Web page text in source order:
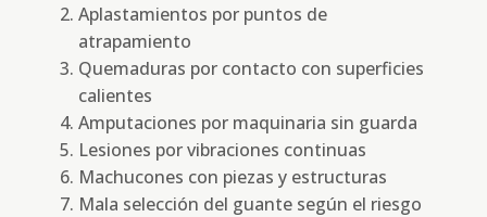
Aplastamientos por puntos de
atrapamiento
Quemaduras por contacto con superficies
calientes
Amputaciones por maquinaria sin guarda
Lesiones por vibraciones continuas
Machucones con piezas y estructuras
Mala selección del guante según el riesgo